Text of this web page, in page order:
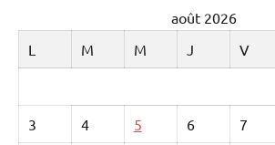
août 2026
L
M M J V
3 4 5 6 7